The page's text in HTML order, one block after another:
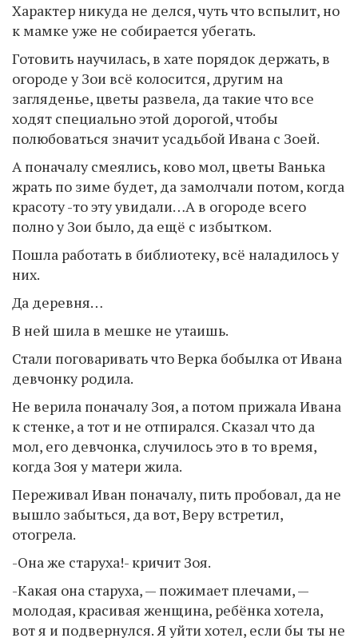
Характер никуда не делся, чуть что вспылит, но
к мамке уже не собирается убегать.
Готовить научилась, в хате порядок держать, в
огороде у Зои всё колосится, другим на
загляденье, цветы развела, да такие что все
ходят специально этой дорогой, чтобы
полюбоваться значит усадьбой Ивана с Зоей.
А поначалу смеялись, ково мол, цветы Ванька
жрать по зиме будет, да замолчали потом, когда
красоту -то эту увидали…А в огороде всего
полно у Зои было, да ещё с избытком.
Пошла работать в библиотеку, всё наладилось у
них.
Да деревня…
В ней шила в мешке не утаишь.
Стали поговаривать что Верка бобылка от Ивана
девчонку родила.
Не верила поначалу Зоя, а потом прижала Ивана
к стенке, а тот и не отпирался. Сказал что да
мол, его девчонка, случилось это в то время,
когда Зоя у матери жила.
Переживал Иван поначалу, пить пробовал, да не
вышло забыться, да вот, Веру встретил,
отогрела.
-Она же старуха!- кричит Зоя.
-Какая она старуха, — пожимает плечами, —
молодая, красивая женщина, ребёнка хотела,
вот я и подвернулся. Я уйти хотел, если бы ты не